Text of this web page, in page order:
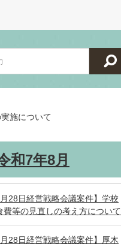
施について
和7年8月
月28日経営戦略会議案件】学校
費等の見直しの考え方について
月28日経営戦略会議案件】厚木